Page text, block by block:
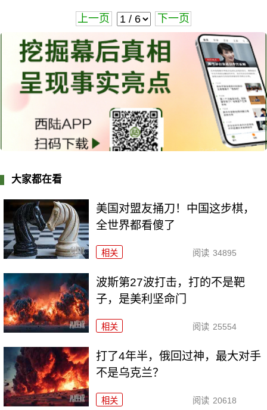
上一页 下一页
大家都在看
美国对盟友捅刀！中国这步棋，
全世界都看傻了
相关 阅读 34895
波斯第27波打击，打的不是靶
子，是美利坚命门
相关 阅读 25554
打了4年半，俄回过神，最大对手
不是乌克兰？
相关 阅读 20618